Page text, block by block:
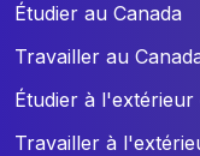
Étudier au Canada
Travailler au
Étudier à l'extérieur
Travailler à